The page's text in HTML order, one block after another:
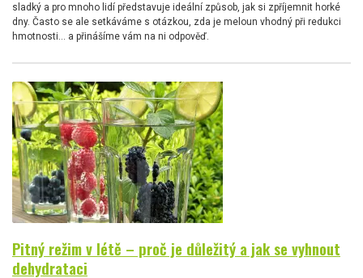
sladký a pro mnoho lidí představuje ideální způsob, jak si zpříjemnit horké
dny. Často se ale setkáváme s otázkou, zda je meloun vhodný při redukci
hmotnosti… a přinášíme vám na ni odpověď.
Pitný režim v létě – proč je důležitý a jak se vyhnout
dehydrataci